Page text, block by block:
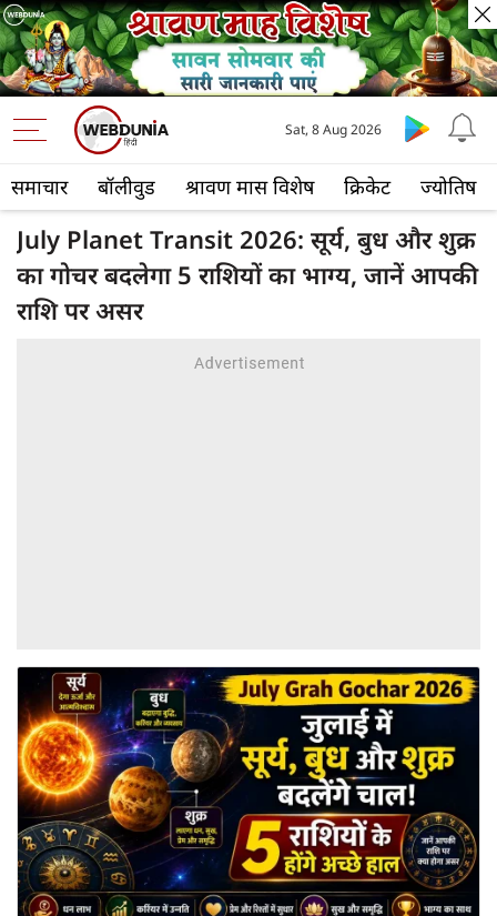
समाचार बॉलीवुड श्रावण मास विशेष क्रिकेट ज्योतिष
Sat, 8 Aug 2026
July Planet Transit 2026: सूर्य, बुध और शुक्र
का गोचर बदलेगा 5 राशियों का भाग्य, जानें आपकी
राशि पर असर